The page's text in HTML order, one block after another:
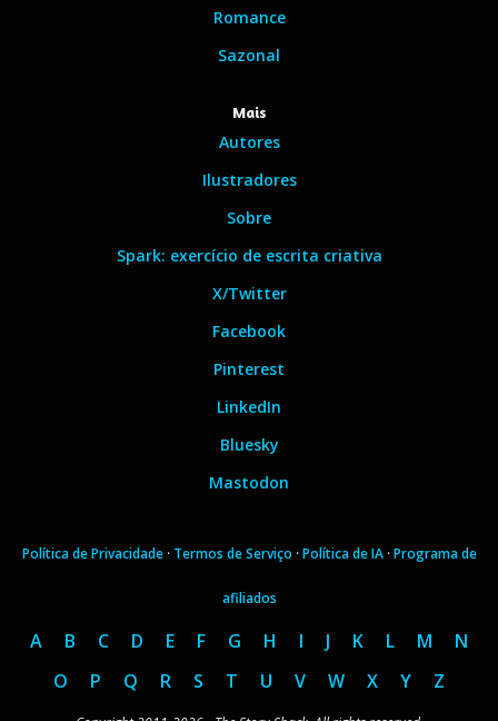
Romance
Sazonal
Mais
Autores
Ilustradores
Sobre
Spark: exercício de escrita criativa
X/Twitter
Facebook
Pinterest
LinkedIn
Bluesky
Mastodon
Política de Privacidade· Termos de Serviço ·Política de IA·Programa de
afiliados
A B C D E F G H I J K L M
N
O
P Q R S T U V W X Y Z